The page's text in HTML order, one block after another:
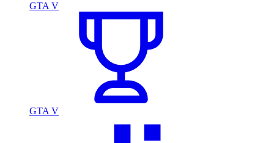
GTA V
GTA V